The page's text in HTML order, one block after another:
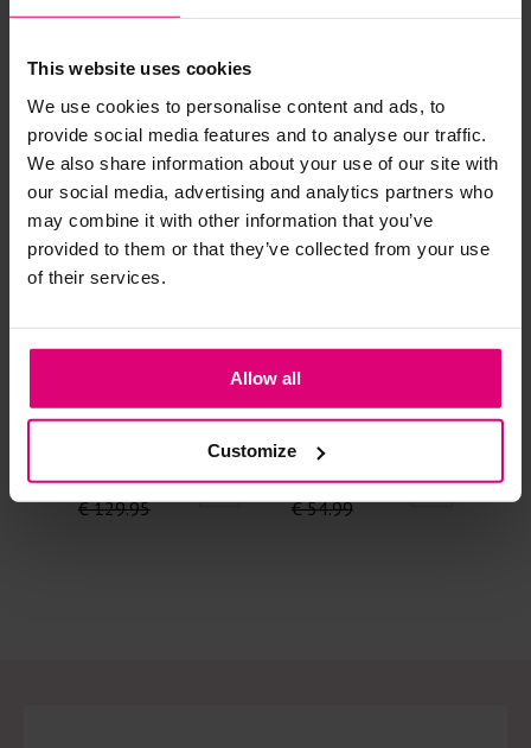
This website uses cookies
We use cookies to personalise content and ads, to
provide social media features and to analyse our traffic.
We also share information about your use of our site with
our social media, advertising and analytics partners who
may combine it with other information that you’ve
provided to them or that they’ve collected from your use
of their services.
Allow all
Customize
Strijkijzer/droogtrommel:
Kledingstukken met elastine zijn niet bestand tegen de hitte
van het strijkijzer en/of de droogtrommel. Ook in veel
spijkerbroeken is elastine (stretch) verwerkt en mogen dus
niet gestreken worden en/of in de droogtrommel.
Twijfels? Wij staan klaar voor advies op maat.
- 40%
Studio Anneloes
€ 77.97
€ 129.95
- 50%
Object
€ 27.49
€ 54.99
€